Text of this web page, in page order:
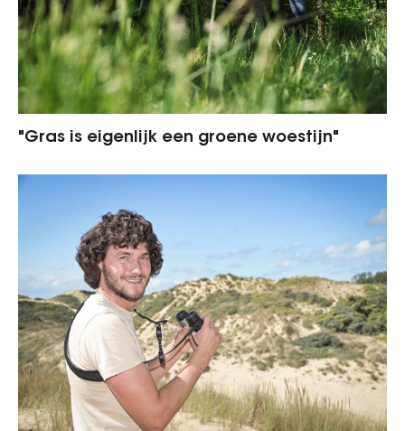
"Gras is eigenlijk een groene woestijn"